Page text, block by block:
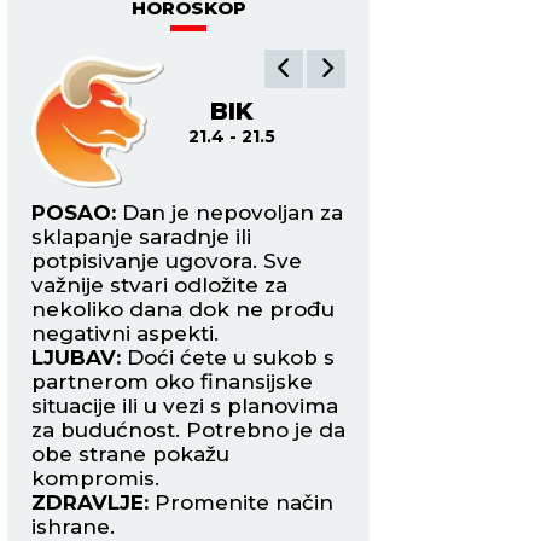
HOROSKOP
BIK
21.4 - 21.5
POSAO: Dan je nepovoljan za
sklapanje saradnje ili
potpisivanje ugovora. Sve
važnije stvari odložite za
nekoliko dana dok ne prođu
negativni aspekti.
LJUBAV: Doći ćete u sukob s
partnerom oko finansijske
situacije ili u vezi s planovima
za budućnost. Potrebno je da
obe strane pokažu
kompromis.
ZDRAVLJE: Promenite način
ishrane.